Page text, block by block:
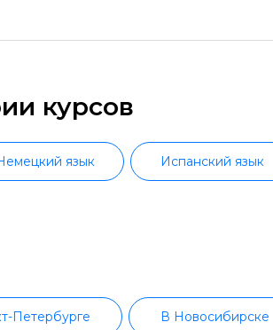
курсов
язык Испанский язык
Петербурге В Новосибирске